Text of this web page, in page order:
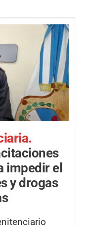
impedir el
y drogas